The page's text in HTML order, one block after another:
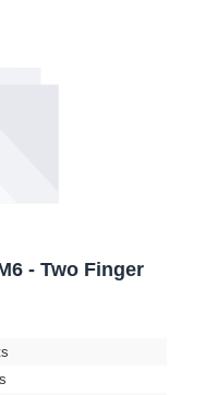
- Two Finger